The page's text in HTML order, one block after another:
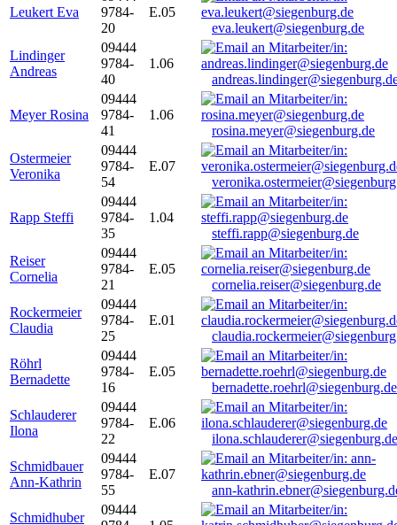
Leukert Eva
9784-
20
E.05
eva.leukert@siegenburg.de
Lindinger
Andreas
09444
9784-
40
1.06
Meyer Rosina
09444
9784-
41
1.06
rosina.meyer@siegenburg.de
Ostermeier
Veronika
09444
9784-
54
E.07
Rapp Steffi
09444
9784-
35
1.04
steffi.rapp@siegenburg.de
Reiser
Cornelia
09444
9784-
21
E.05
cornelia.reiser@siegenburg.de
Rockermeier
Claudia
09444
9784-
25
E.01
Röhrl
Bernadette
09444
9784-
16
E.05
bernadette.roehrl@siegenburg.de
Schlauderer
Ilona
09444
9784-
22
E.06
ilona.schlauderer@siegenburg.de
Schmidbauer
Ann-Kathrin
09444
9784-
55
E.07
ann-
Schmidhuber
09444